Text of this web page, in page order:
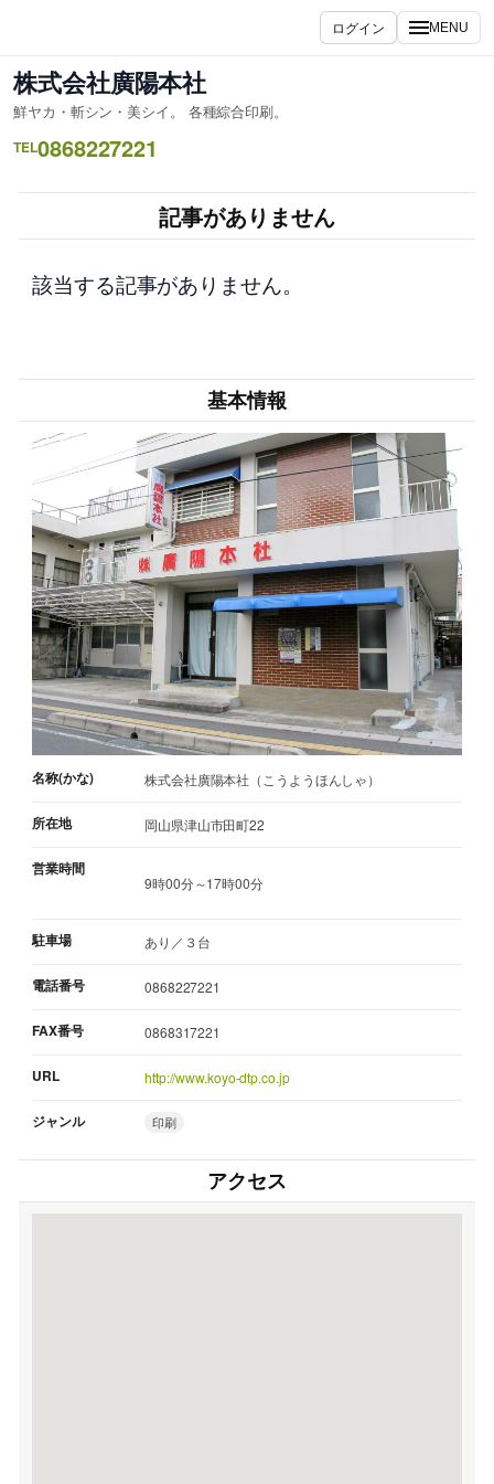
を
ス
キ
ッ
ログイン MENU
株式会社廣陽本社
鮮ヤカ・斬シン・美シイ。 各種綜合印刷。
TEL0868227221
記事がありません
該当する記事がありません。
基本情報
名称(かな) 株式会社廣陽本社（こうようほんしゃ）
所在地 岡山県津山市田町22
営業時間
9時00分～17時00分
駐車場 あり／３台
電話番号 0868227221
FAX番号 0868317221
URL http://www.koyo-dtp.co.jp
ジャンル 印刷
アクセス